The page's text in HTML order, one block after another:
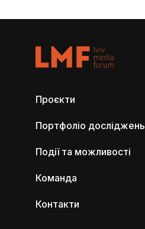
Проєкти
Портфоліо досліджень
Події та можливості
Команда
Контакти